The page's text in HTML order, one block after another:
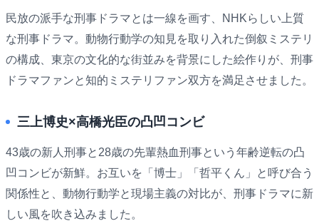
民放の派手な刑事ドラマとは一線を画す、NHKらしい上質
な刑事ドラマ。動物行動学の知見を取り入れた倒叙ミステリ
の構成、東京の文化的な街並みを背景にした絵作りが、刑事
ドラマファンと知的ミステリファン双方を満足させました。
三上博史×高橋光臣の凸凹コンビ
43歳の新人刑事と28歳の先輩熱血刑事という年齢逆転の凸
凹コンビが新鮮。お互いを「博士」「哲平くん」と呼び合う
関係性と、動物行動学と現場主義の対比が、刑事ドラマに新
しい風を吹き込みました。